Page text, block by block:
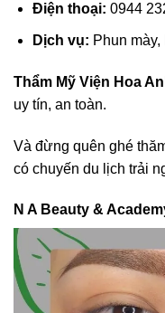
Điện thoại: 0944
Dịch vụ: Phun
Thẩm Mỹ Viện Hoa
uy tín, an toàn.
Và đừng quên ghé
có chuyến du lịch trải
N A Beauty &